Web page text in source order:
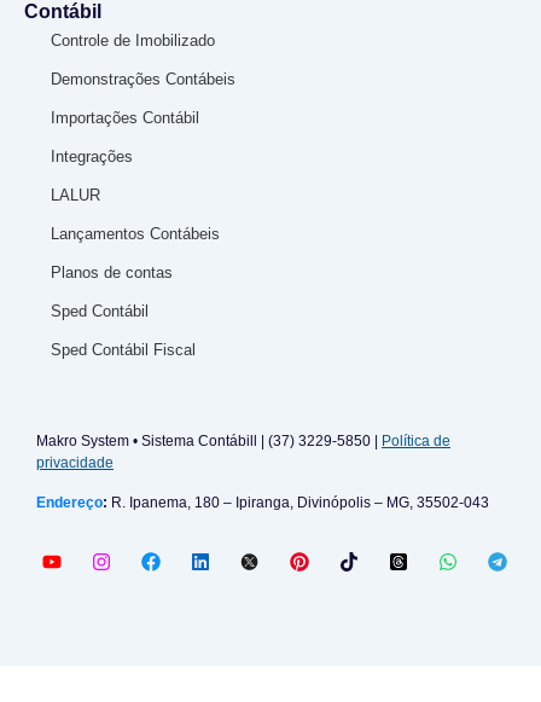
Contábil
Controle de Imobilizado
Demonstrações Contábeis
Importações Contábil
Integrações
LALUR
Lançamentos Contábeis
Planos de contas
Sped Contábil
Sped Contábil Fiscal
Makro System • Sistema Contábill | (37) 3229-5850 |
Política de
privacidade
Endereço: R. Ipanema, 180 – Ipiranga, Divinópolis – MG, 35502-043